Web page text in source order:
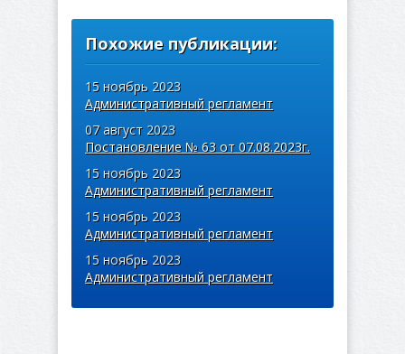
Похожие публикации:
15 ноябрь 2023
Административный регламент
07 август 2023
Постановление № 63 от 07.08.2023г.
15 ноябрь 2023
Административный регламент
15 ноябрь 2023
Административный регламент
15 ноябрь 2023
Административный регламент